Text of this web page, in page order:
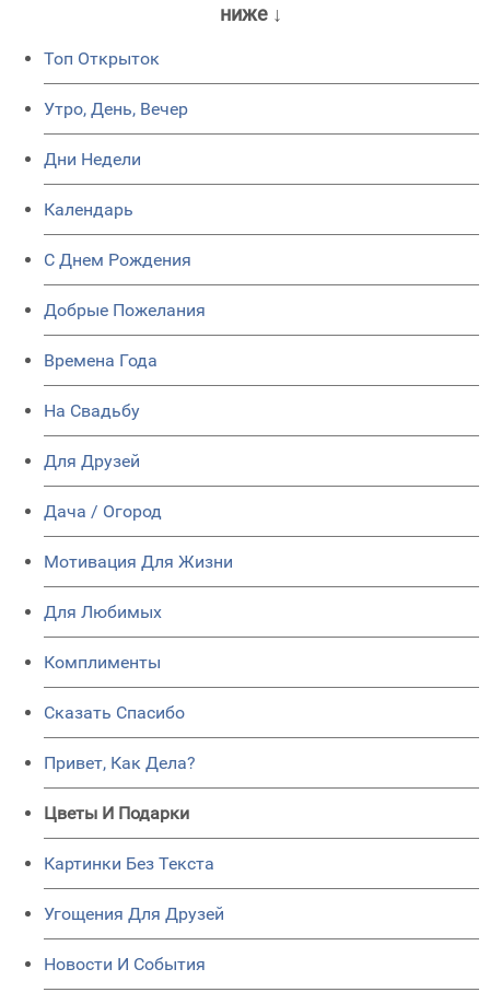
ниже ↓
Топ Открыток
Утро, День, Вечер
Дни Недели
Календарь
C Днем Рождения
Добрые Пожелания
Времена Года
На Свадьбу
Для Друзей
Дача / Огород
Мотивация Для Жизни
Для Любимых
Комплименты
Сказать Спасибо
Привет, Как Дела?
Цветы И Подарки
Картинки Без Текста
Угощения Для Друзей
Новости И События